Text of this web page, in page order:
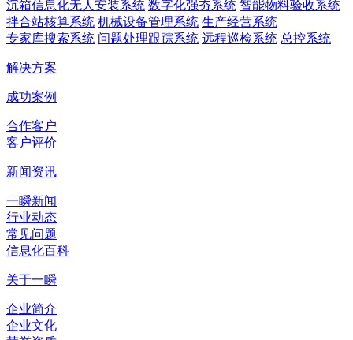
沉箱信息化无人安装系统 数字化强夯系统 智能物料验收系统
拌合站核算系统 机械设备管理系统 生产经营系统
专家库搜索系统 问题处理跟踪系统 远程巡检系统 总控系统
解决方案
成功案例
合作客户
客户评价
新闻资讯
一瞬新闻
行业动态
常见问题
信息化百科
关于一瞬
企业简介
企业文化